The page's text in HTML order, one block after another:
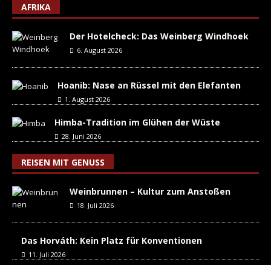
AFRIKA
Der Hotelcheck: Das Weinberg Windhoek
6. August 2026
Hoanib: Nase an Rüssel mit den Elefanten
1. August 2026
Himba-Tradition im Glühen der Wüste
28. Juni 2026
REISEN MIT GENUSS
Weinbrunnen – Kultur zum Anstoßen
18. Juli 2026
Das Horváth: Kein Platz für Konventionen
11. Juli 2026